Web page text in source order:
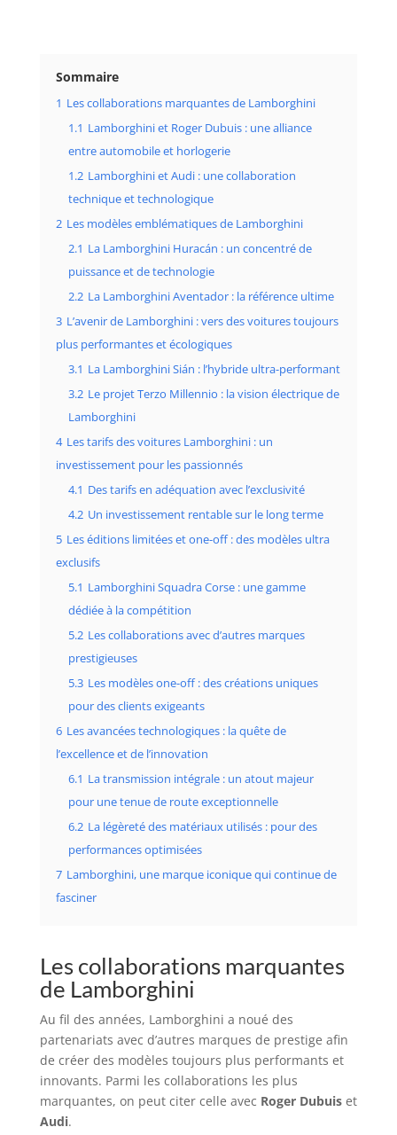
Sommaire
1 Les collaborations marquantes de Lamborghini
1.1 Lamborghini et Roger Dubuis : une alliance
entre automobile et horlogerie
1.2 Lamborghini et Audi : une collaboration
technique et technologique
2 Les modèles emblématiques de Lamborghini
2.1 La Lamborghini Huracán : un concentré de
puissance et de technologie
2.2 La Lamborghini Aventador : la référence ultime
3 L’avenir de Lamborghini : vers des voitures toujours
plus performantes et écologiques
3.1 La Lamborghini Sián : l’hybride ultra-performant
3.2 Le projet Terzo Millennio : la vision électrique de
Lamborghini
4 Les tarifs des voitures Lamborghini : un
investissement pour les passionnés
4.1 Des tarifs en adéquation avec l’exclusivité
4.2 Un investissement rentable sur le long terme
5 Les éditions limitées et one-off : des modèles ultra
exclusifs
5.1 Lamborghini Squadra Corse : une gamme
dédiée à la compétition
5.2 Les collaborations avec d’autres marques
prestigieuses
5.3 Les modèles one-off : des créations uniques
pour des clients exigeants
6 Les avancées technologiques : la quête de
l’excellence et de l’innovation
6.1 La transmission intégrale : un atout majeur
pour une tenue de route exceptionnelle
6.2 La légèreté des matériaux utilisés : pour des
performances optimisées
7 Lamborghini, une marque iconique qui continue de
fasciner
Les collaborations marquantes
de Lamborghini
Au fil des années, Lamborghini a noué des
partenariats avec d’autres marques de prestige afin
de créer des modèles toujours plus performants et
innovants. Parmi les collaborations les plus
marquantes, on peut citer celle avec Roger Dubuiset
Audi.